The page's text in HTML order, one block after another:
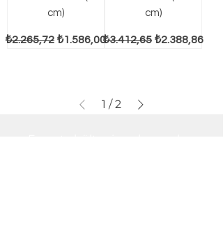
cm)
Normal Fiyat
₺2.265,72 İndirimli Fiyat
₺1.586,00
cm)
Normal Fiyat
₺3.412,65 İndirimli Fiyat
₺2.388,86
1 / 2